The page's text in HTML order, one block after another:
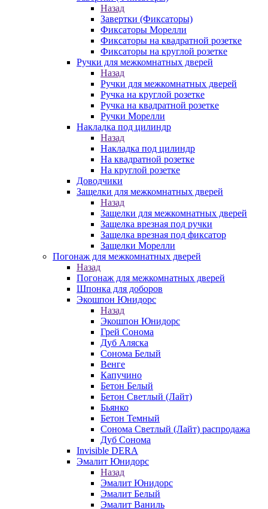
Назад
Завертки (Фиксаторы)
Фиксаторы Морелли
Фиксаторы на квадратной розетке
Фиксаторы на круглой розетке
Ручки для межкомнатных дверей
Назад
Ручки для межкомнатных дверей
Ручка на круглой розетке
Ручка на квадратной розетке
Ручки Морелли
Накладка под цилиндр
Назад
Накладка под цилиндр
На квадратной розетке
На круглой розетке
Доводчики
Защелки для межкомнатных дверей
Назад
Защелки для межкомнатных дверей
Защелка врезная под ручки
Защелка врезная под фиксатор
Защелки Морелли
Погонаж для межкомнатных дверей
Назад
Погонаж для межкомнатных дверей
Шпонка для доборов
Экошпон Юнидорс
Назад
Экошпон Юнидорс
Грей Сонома
Дуб Аляска
Сонома Белый
Венге
Капучино
Бетон Белый
Бетон Светлый (Лайт)
Бьянко
Бетон Темный
Сонома Светлый (Лайт) распродажа
Дуб Сонома
Invisible DERA
Эмалит Юнидорс
Назад
Эмалит Юнидорс
Эмалит Белый
Эмалит Ваниль